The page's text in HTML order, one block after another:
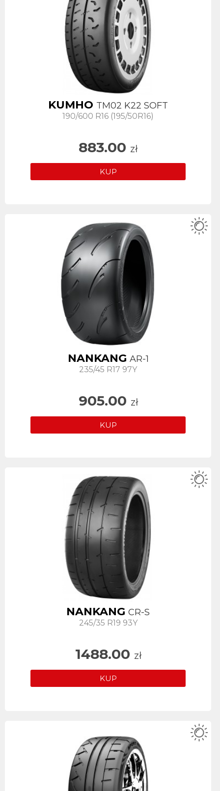
KUMHO TM02 K22 SOFT
190/600 R16 (195/50R16)
883.00 zł
KUP
NANKANG AR-1
235/45 R17 97Y
905.00 zł
KUP
NANKANG CR-S
245/35 R19 93Y
1488.00 zł
KUP